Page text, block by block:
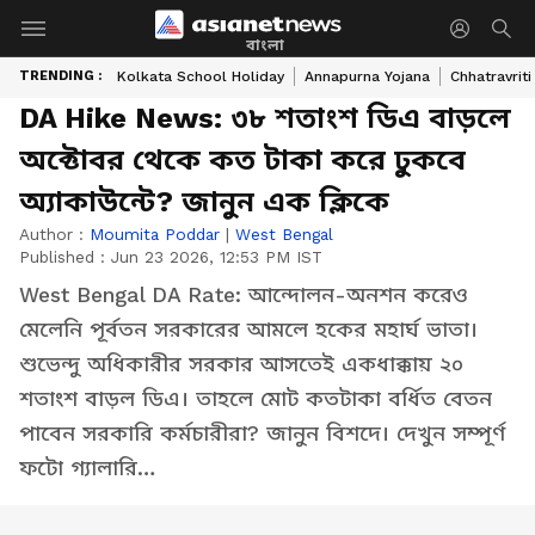
বাংলা
TRENDING : Kolkata School Holiday Annapurna Yojana Chhatravriti
DA Hike News: ৩৮ শতাংশ ডিএ বাড়লে
অক্টোবর থেকে কত টাকা করে ঢুকবে
অ্যাকাউন্টে? জানুন এক ক্লিকে
Author : Moumita Poddar | West Bengal
Published : Jun 23 2026, 12:53 PM IST
West Bengal DA Rate: আন্দোলন-অনশন করেও
মেলেনি পূর্বতন সরকারের আমলে হকের মহার্ঘ ভাতা।
শুভেন্দু অধিকারীর সরকার আসতেই একধাক্কায় ২০
শতাংশ বাড়ল ডিএ। তাহলে মোট কতটাকা বর্ধিত বেতন
পাবেন সরকারি কর্মচারীরা? জানুন বিশদে। দেখুন সম্পূর্ণ
ফটো গ্যালারি…